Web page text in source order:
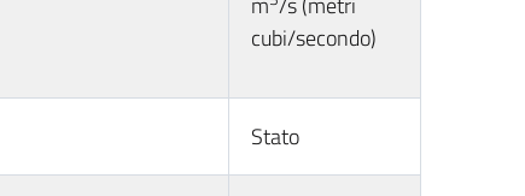
cubi/secondo)
Stato